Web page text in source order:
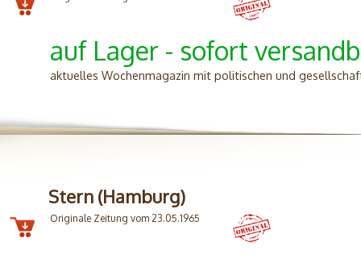
auf Lager - sofort
aktuelles Wochenmagazin mit politischen und
Stern (Hamburg)
Originale Zeitung vom 23.05.1965